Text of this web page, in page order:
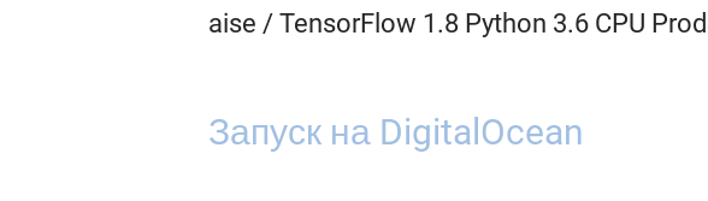
aise / TensorFlow 1.8 Python 3.6 CPU
Запуск на DigitalOcean